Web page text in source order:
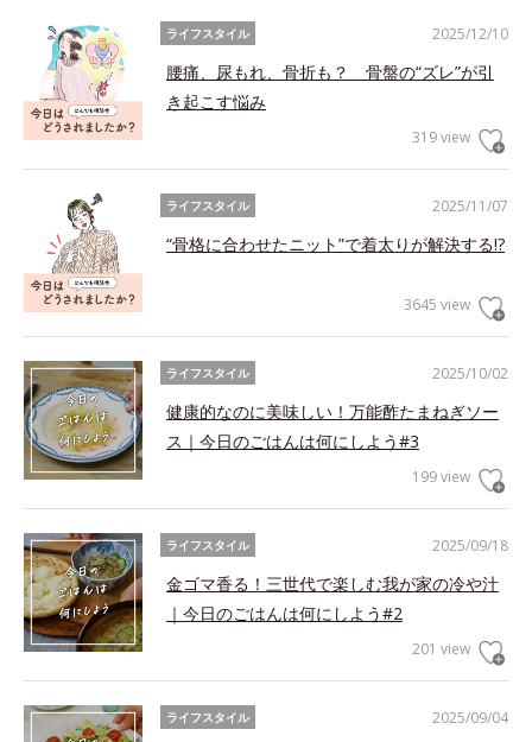
2025/12/10
ライフスタイル
腰痛、尿もれ、骨折も？ 骨盤の“ズレ”が引
き起こす悩み
319 view
2025/11/07
ライフスタイル
“骨格に合わせたニット”で着太りが解決する!?
3645 view
2025/10/02
ライフスタイル
健康的なのに美味しい！万能酢たまねぎソー
ス｜今日のごはんは何にしよう#3
199 view
2025/09/18
ライフスタイル
金ゴマ香る！三世代で楽しむ我が家の冷や汁
｜今日のごはんは何にしよう#2
201 view
2025/09/04
ライフスタイル